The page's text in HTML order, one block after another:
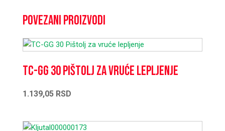
Povezani proizvodi
TC-GG 30 Pištolj za vruće lepljenje
1.139,05 RSD